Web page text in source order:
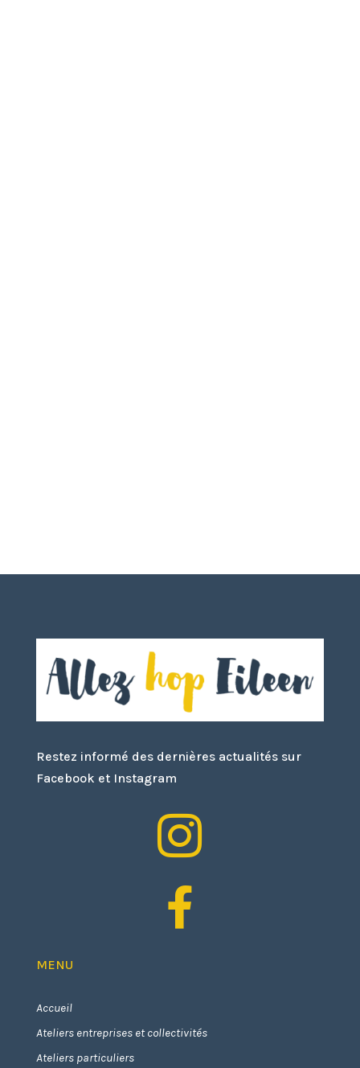
Restez informé des dernières actualités sur
Facebook et Instagram


MENU
Accueil
Ateliers entreprises et collectivités
Ateliers particuliers